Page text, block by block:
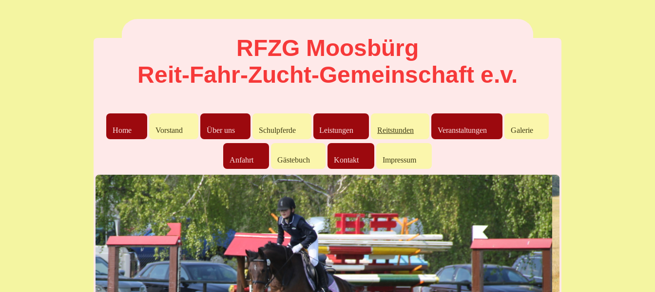
RFZG Moosbürg
Reit-Fahr-Zucht-Gemeinschaft e.v.
Home Vorstand Über uns Schulpferde Leistungen Reitstunden Veranstaltungen Galerie
Anfahrt Gästebuch Kontakt Impressum